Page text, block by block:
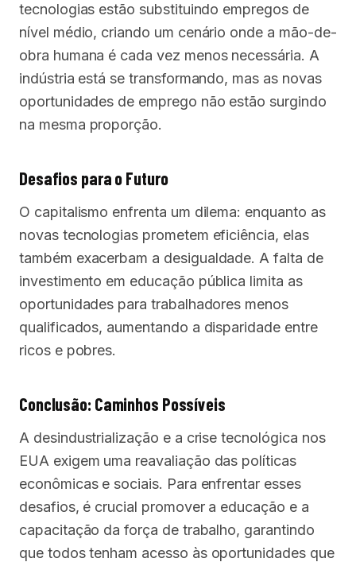
tecnologias estão substituindo empregos de
nível médio, criando um cenário onde a mão-de-
obra humana é cada vez menos necessária. A
indústria está se transformando, mas as novas
oportunidades de emprego não estão surgindo
na mesma proporção.
Desafios para o Futuro
O capitalismo enfrenta um dilema: enquanto as
novas tecnologias prometem eficiência, elas
também exacerbam a desigualdade. A falta de
investimento em educação pública limita as
oportunidades para trabalhadores menos
qualificados, aumentando a disparidade entre
ricos e pobres.
Conclusão: Caminhos Possíveis
A desindustrialização e a crise tecnológica nos
EUA exigem uma reavaliação das políticas
econômicas e sociais. Para enfrentar esses
desafios, é crucial promover a educação e a
capacitação da força de trabalho, garantindo
que todos tenham acesso às oportunidades que